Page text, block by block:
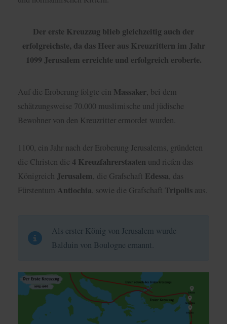
Der erste Kreuzzug blieb gleichzeitig auch der
erfolgreichste, da das Heer aus Kreuzrittern im Jahr
1099 Jerusalem erreichte und erfolgreich eroberte.
Auf die Eroberung folgte ein Massaker, bei dem
schätzungsweise 70.000 muslimische und jüdische
Bewohner von den Kreuzritter ermordet wurden.
1100, ein Jahr nach der Eroberung Jerusalems, gründeten
die Christen die 4 Kreuzfahrerstaaten und riefen das
Königreich Jerusalem, die Grafschaft Edessa, das
Fürstentum Antiochia, sowie die Grafschaft Tripolis aus.
Als erster König von Jerusalem wurde
Balduin von Boulogne ernannt.